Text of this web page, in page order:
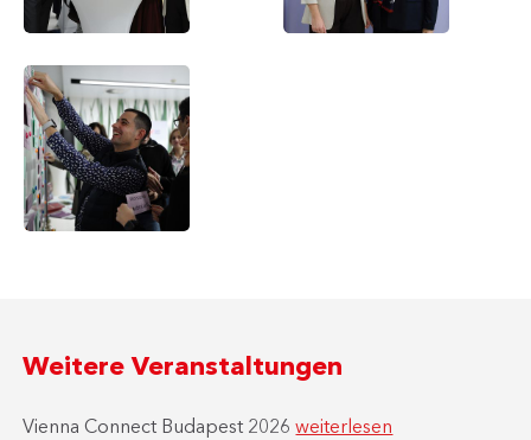
Kantons
Dušanka
Bošković
Interaktiver
Ausklang
des
After-
Work-
Treffens
Weitere Veranstaltungen
Vienna Connect Budapest 2026weiterlesen